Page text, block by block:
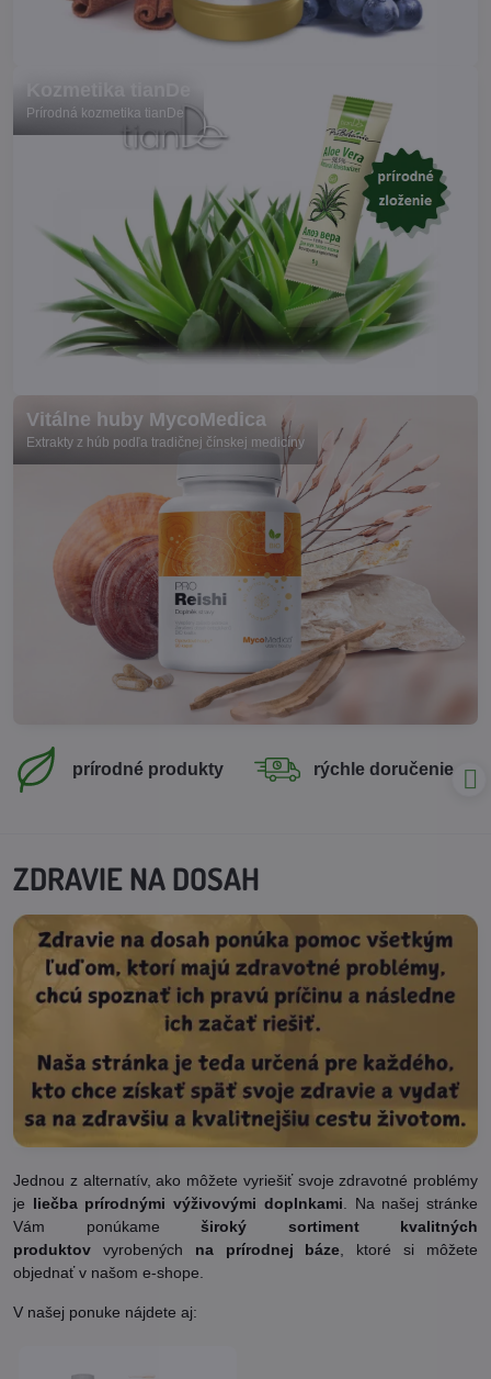
Prírodná kozmetika tianDe
Vitálne huby MycoMedica
Extrakty z húb podľa tradičnej čínskej medicíny
prírodné produkty rýchle doručenie
ZDRAVIE NA DOSAH
Jednou z alternatív, ako môžete vyriešiť svoje zdravotné problémy
je liečba prírodnými výživovými doplnkami . Na našej stránke
Vám ponúkame široký sortiment kvalitných
produktov vyrobených na prírodnej báze , ktoré si môžete
objednať v našom e-shope.
V našej ponuke nájdete aj: